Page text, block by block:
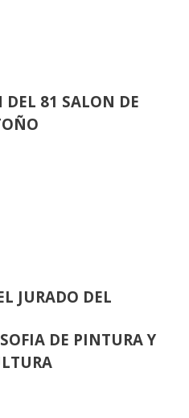
81 SALON DE
JURADO DEL
DE PINTURA Y